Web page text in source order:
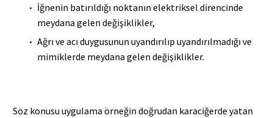
İğnenin batırıldığı noktanın elektriksel direncinde
meydana gelen değişiklikler,
Ağrı ve acı duygusunun uyandırılıp uyandırılmadığı ve
mimiklerde meydana gelen değişiklikler.
Söz konusu uygulama örneğin doğrudan karaciğerde yatan